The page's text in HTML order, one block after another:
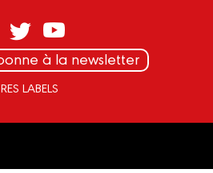
à la newsletter
LABELS